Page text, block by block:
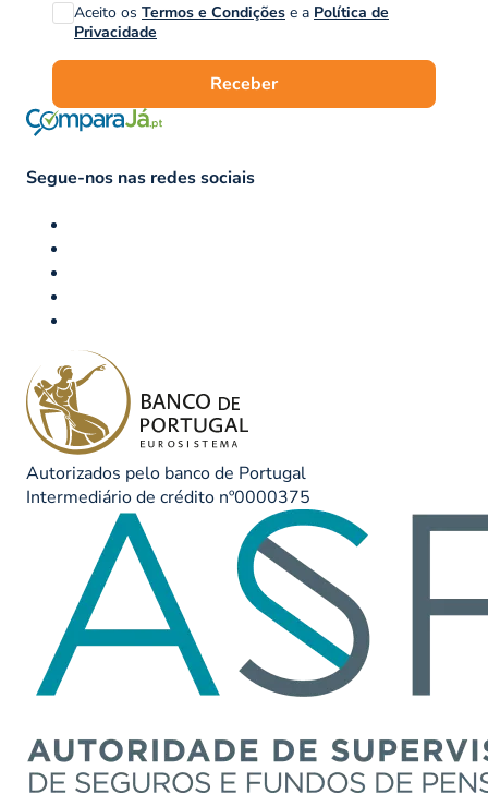
Aceito os Termos e Condições e a Política de
Privacidade
Receber
Segue-nos nas redes sociais
Autorizados pelo banco de Portugal
Intermediário de crédito nº0000375